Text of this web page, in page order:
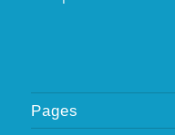
Pages